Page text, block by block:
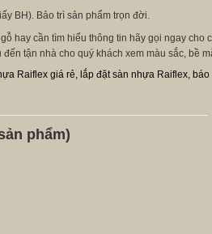
BH). Bảo trì sản phẩm trọn đời.
hay cần tìm hiểu thông tin hãy gọi ngay cho
tận nhà cho quý khách xem màu sắc, bề
Raiflex giá rẻ, lắp đặt sàn nhựa Raiflex,
phẩm)